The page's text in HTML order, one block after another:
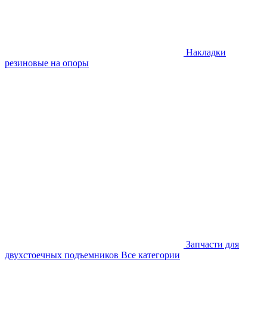
Накладки
резиновые на опоры
Запчасти для
двухстоечных подъемников Все категории